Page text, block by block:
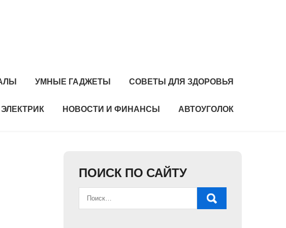
УМНЫЕ ГАДЖЕТЫ СОВЕТЫ ДЛЯ ЗДОРОВЬЯ
НОВОСТИ И ФИНАНСЫ АВТОУГОЛОК
ПОИСК ПО САЙТУ